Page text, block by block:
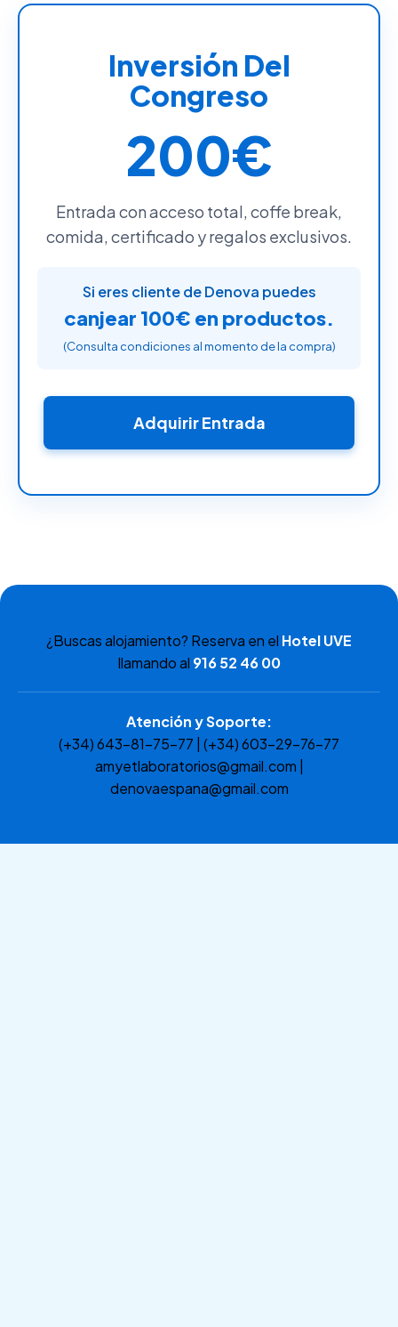
Inversión Del
Congreso
200€
Entrada con acceso total, coffe break,
comida, certificado y regalos exclusivos.
Si eres cliente de Denova puedes
canjear 100€ en productos.
(Consulta condiciones al momento de la compra)
Adquirir Entrada
¿Buscas alojamiento? Reserva en el Hotel UVE
llamando al 916 52 46 00
Atención y Soporte:
(+34) 643-81-75-77 | (+34) 603-29-76-77
amyetlaboratorios@gmail.com |
denovaespana@gmail.com